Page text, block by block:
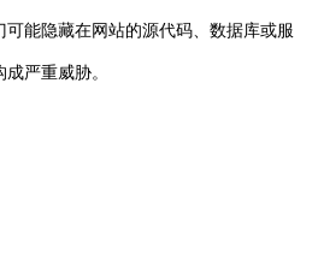
能隐藏在网站的源代码、数据库或服
严重威胁。